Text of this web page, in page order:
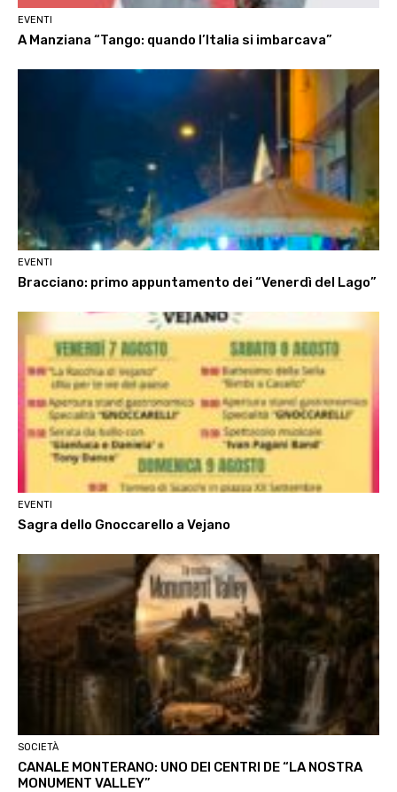
EVENTI
A Manziana “Tango: quando l’Italia si imbarcava”
EVENTI
Bracciano: primo appuntamento dei “Venerdì del Lago”
EVENTI
Sagra dello Gnoccarello a Vejano
SOCIETÀ
CANALE MONTERANO: UNO DEI CENTRI DE “LA NOSTRA
MONUMENT VALLEY”